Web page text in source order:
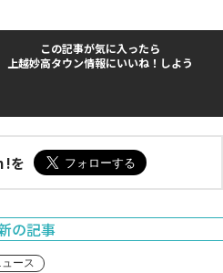
この記事が気に入ったら
上越妙高タウン情報にいいね！しよう
!を
の記事
ュース